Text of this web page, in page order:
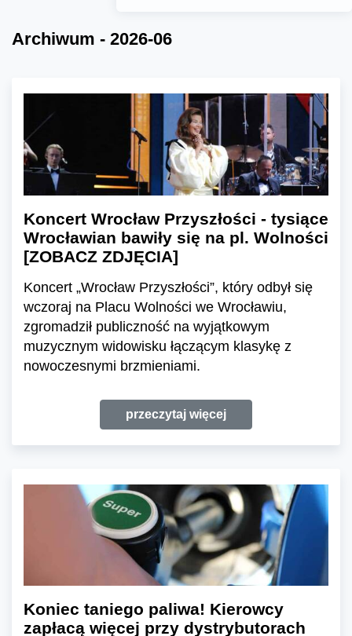
Archiwum - 2026-06
Koncert Wrocław Przyszłości - tysiące
Wrocławian bawiły się na pl. Wolności
[ZOBACZ ZDJĘCIA]
Koncert „Wrocław Przyszłości”, który odbył się
wczoraj na Placu Wolności we Wrocławiu,
zgromadził publiczność na wyjątkowym
muzycznym widowisku łączącym klasykę z
nowoczesnymi brzmieniami.
przeczytaj więcej
Koniec taniego paliwa! Kierowcy
zapłacą więcej przy dystrybutorach